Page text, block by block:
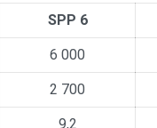
SPP 6
6 000
2 700
9,2